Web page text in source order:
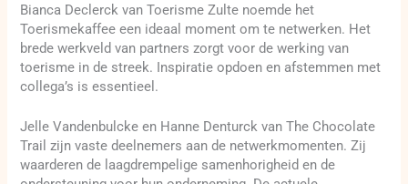
Bianca Declerck van Toerisme Zulte noemde het
Toerismekaffee een ideaal moment om te netwerken. Het
brede werkveld van partners zorgt voor de werking van
toerisme in de streek. Inspiratie opdoen en afstemmen met
collega’s is essentieel.
Jelle Vandenbulcke en Hanne Denturck van The Chocolate
Trail zijn vaste deelnemers aan de netwerkmomenten. Zij
waarderen de laagdrempelige samenhorigheid en de